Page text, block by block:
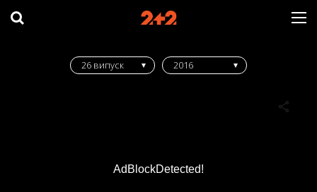
AdBlockDetected!
26 випуск 2016